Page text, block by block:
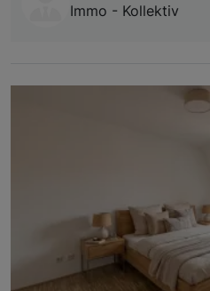
Immo - Kollektiv